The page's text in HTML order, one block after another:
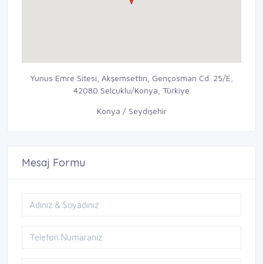
Yunus Emre Sitesi, Akşemsettin, Gençosman Cd. 25/E,
42080 Selçuklu/Konya, Türkiye
Konya / Seydişehir
Mesaj Formu